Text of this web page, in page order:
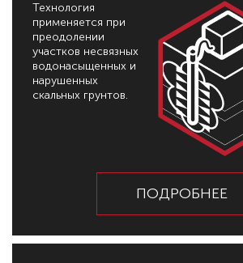
Технология
применяется при
преодолении
участков несвязных
водонасыщенных и
нарушенных
скальных грунтов.
ПОДРОБНЕЕ